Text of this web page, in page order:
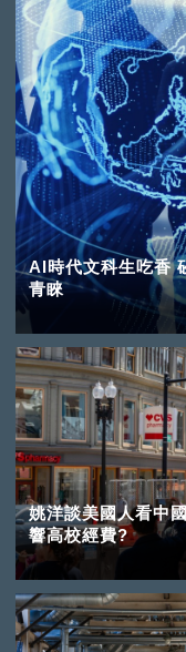
AI時代文科生吃香
青睞
姚洋談美國人看中
響高校經費?